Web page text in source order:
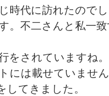
時代に訪れたので
。不二さんと私一
をされていますね。
には載せていませ
してきました。